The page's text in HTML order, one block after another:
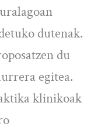
dutenak.
du
egitea.
klinikoak